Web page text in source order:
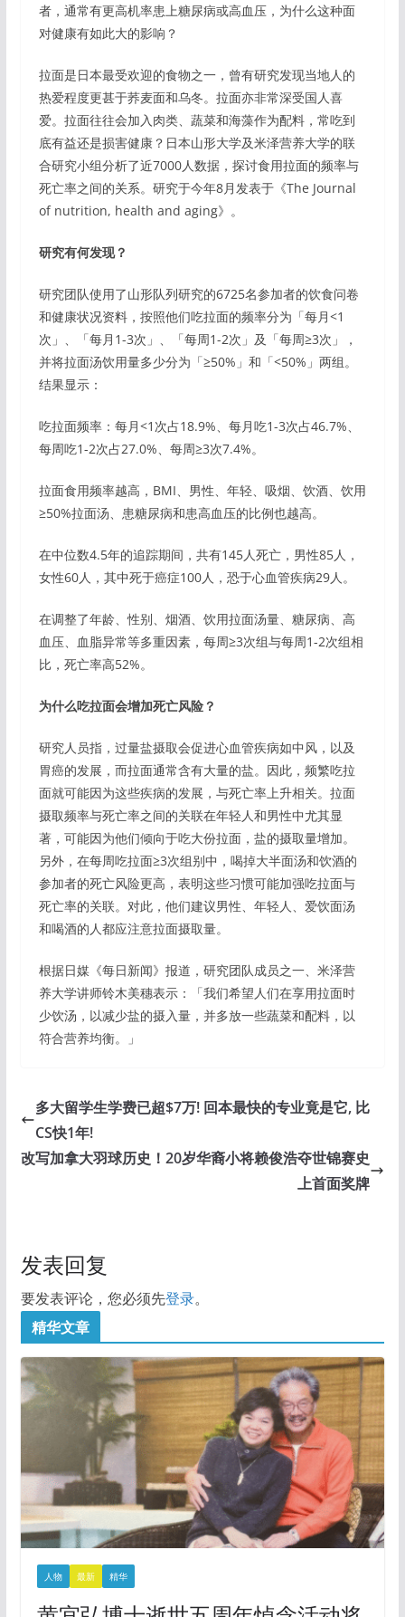
者，通常有更高机率患上糖尿病或高血压，为什么这种面
对健康有如此大的影响？
拉面是日本最受欢迎的食物之一，曾有研究发现当地人的
热爱程度更甚于荞麦面和乌冬。拉面亦非常深受国人喜
爱。拉面往往会加入肉类、蔬菜和海藻作为配料，常吃到
底有益还是损害健康？日本山形大学及米泽营养大学的联
合研究小组分析了近7000人数据，探讨食用拉面的频率与
死亡率之间的关系。研究于今年8月发表于《The Journal
of nutrition, health and aging》。
研究有何发现？
研究团队使用了山形队列研究的6725名参加者的饮食问卷
和健康状况资料，按照他们吃拉面的频率分为「每月<1
次」、「每月1-3次」、「每周1-2次」及「每周≥3次」，
并将拉面汤饮用量多少分为「≥50%」和「<50%」两组。
结果显示：
吃拉面频率：每月<1次占18.9%、每月吃1-3次占46.7%、
每周吃1-2次占27.0%、每周≥3次7.4%。
拉面食用频率越高，BMI、男性、年轻、吸烟、饮酒、饮用
≥50%拉面汤、患糖尿病和患高血压的比例也越高。
在中位数4.5年的追踪期间，共有145人死亡，男性85人，
女性60人，其中死于癌症100人，恐于心血管疾病29人。
在调整了年龄、性别、烟酒、饮用拉面汤量、糖尿病、高
血压、血脂异常等多重因素，每周≥3次组与每周1-2次组相
比，死亡率高52%。
为什么吃拉面会增加死亡风险？
研究人员指，过量盐摄取会促进心血管疾病如中风，以及
胃癌的发展，而拉面通常含有大量的盐。因此，频繁吃拉
面就可能因为这些疾病的发展，与死亡率上升相关。拉面
摄取频率与死亡率之间的关联在年轻人和男性中尤其显
著，可能因为他们倾向于吃大份拉面，盐的摄取量增加。
另外，在每周吃拉面≥3次组别中，喝掉大半面汤和饮酒的
参加者的死亡风险更高，表明这些习惯可能加强吃拉面与
死亡率的关联。对此，他们建议男性、年轻人、爱饮面汤
和喝酒的人都应注意拉面摄取量。
根据日媒《每日新闻》报道，研究团队成员之一、米泽营
养大学讲师铃木美穗表示：「我们希望人们在享用拉面时
少饮汤，以减少盐的摄入量，并多放一些蔬菜和配料，以
符合营养均衡。」
多大留学生学费已超$7万! 回本最快的专业竟是它, 比
CS快1年!
改写加拿大羽球历史！20岁华裔小将赖俊浩夺世锦赛史
上首面奖牌
发表回复
要发表评论，您必须先登录。
精华文章
人物 最新 精华